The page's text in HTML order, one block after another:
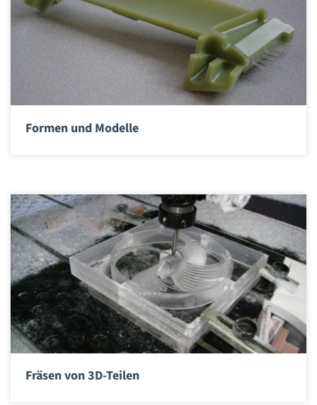
Formen und Modelle
Fräsen von 3D-Teilen